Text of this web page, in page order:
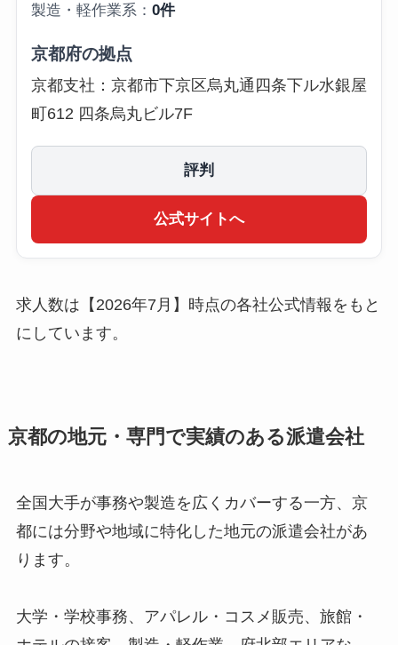
製造・軽作業系： 0件
京都府の拠点
京都支社：京都市下京区烏丸通四条下ル水銀屋
町612 四条烏丸ビル7F
評判
公式サイトへ
求人数は【2026年7月】時点の各社公式情報をもと
にしています。
京都の地元・専門で実績のある派遣会社
全国大手が事務や製造を広くカバーする一方、京
都には分野や地域に特化した地元の派遣会社があ
ります。
大学・学校事務、アパレル・コスメ販売、旅館・